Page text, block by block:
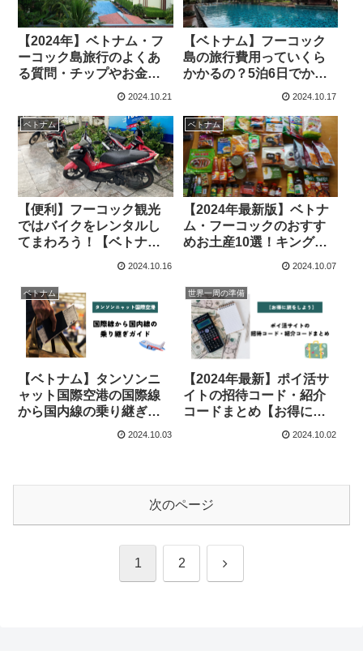
【2024年】ベトナム・フ
ーコック島旅行のよくあ
る質問・チップやお金・
2024.10.21
【ベトナム】フーコック
島の旅行費用っていくら
かかるの？5泊6日でかか
った金額を大公開！
2024.10.17
ベトナム
【便利】フーコック観光
ではバイクをレンタルし
てまわろう！【ベトナム
2024.10.16
ベトナム
【2024年最新版】ベトナ
ム・フーコックのおすす
めお土産10選！キングコ
2024.10.07
ベトナム
【ベトナム】タンソンニ
ャット国際空港の国際線
から国内線の乗り継ぎガ
2024.10.03
世界一周の準備
【2024年最新】ポイ活サ
イトの招待コード・紹介
コードまとめ【お得に旅
2024.10.02
次のページ
1 2 次